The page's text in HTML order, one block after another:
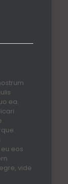
ea.
eos
vide